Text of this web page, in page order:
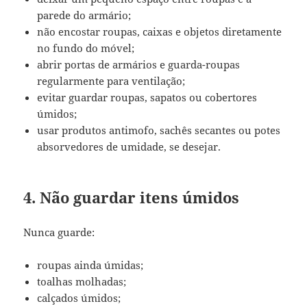
parede do armário;
não encostar roupas, caixas e objetos diretamente
no fundo do móvel;
abrir portas de armários e guarda-roupas
regularmente para ventilação;
evitar guardar roupas, sapatos ou cobertores
úmidos;
usar produtos antimofo, sachês secantes ou potes
absorvedores de umidade, se desejar.
4. Não guardar itens úmidos
Nunca guarde:
roupas ainda úmidas;
toalhas molhadas;
calçados úmidos;